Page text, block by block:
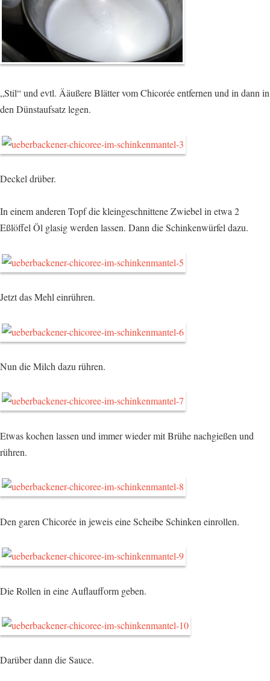
„Stil“ und evtl. Ääußere Blätter vom Chicorée entfernen und in dann in
den Dünstaufsatz legen.
Deckel drüber.
In einem anderen Topf die kleingeschnittene Zwiebel in etwa 2
Eßlöffel Öl glasig werden lassen. Dann die Schinkenwürfel dazu.
Jetzt das Mehl einrühren.
Nun die Milch dazu rühren.
Etwas kochen lassen und immer wieder mit Brühe nachgießen und
rühren.
Den garen Chicorée in jeweis eine Scheibe Schinken einrollen.
Die Rollen in eine Auflaufform geben.
Darüber dann die Sauce.